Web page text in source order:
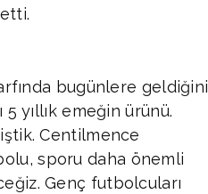
bugünlere geldiğini
5 yıllık emeğin ürünü.
Centilmence
sporu daha önemli
Genç futbolcuları